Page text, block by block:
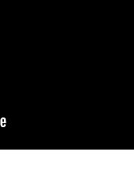
akvarelės